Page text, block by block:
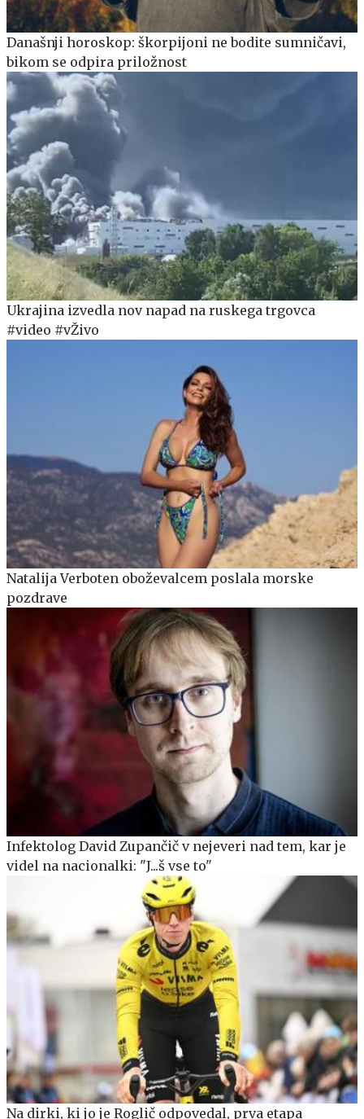
Današnji horoskop: škorpijoni ne bodite sumničavi,
bikom se odpira priložnost
Ukrajina izvedla nov napad na ruskega trgovca
#video #vŽivo
Natalija Verboten oboževalcem poslala morske
pozdrave
Infektolog David Zupančič v nejeveri nad tem, kar je
videl na nacionalki: "J...š vse to"
Na dirki, ki jo je Roglič odpovedal, prva etapa